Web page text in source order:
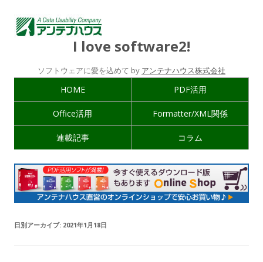
I love software2!
ソフトウェアに愛を込めて by アンテナハウス株式会社
HOME PDF活用
Office活用 Formatter/XML関係
連載記事 コラム
日別アーカイブ: 2021年1月18日